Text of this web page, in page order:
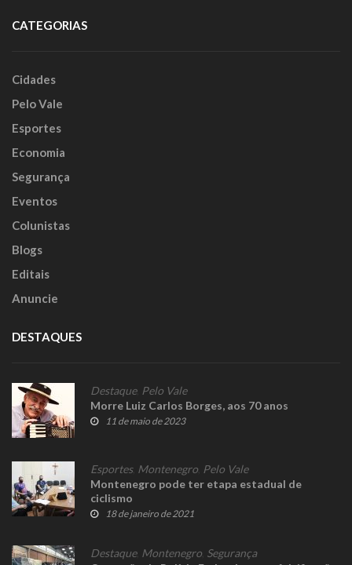
CATEGORIAS
Cidades
Pelo Vale
Esportes
Economia
Segurança
Eventos
Colunistas
Blogs
Editais
Anuncie
DESTAQUES
Destaque, Pelo Vale
Morre Luiz Carlos Borges, aos 70 anos
11 de maio de 2023
Esportes, Montenegro Pelo Vale
Montenegro pode ter etapa estadual de
ciclismo
18 de janeiro de 2021
Destaque, Montenegro Segurança